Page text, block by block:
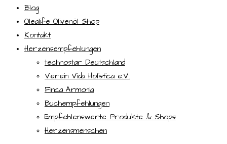
Blog
Olealife Olivenöl Shop
Kontakt
Herzensempfehlungen
technostar Deutschland
Verein Vida Holistica e.V.
Finca Armonia
Buchempfehlungen
Empfehlenswerte Produkte & Shops
Herzensmenschen